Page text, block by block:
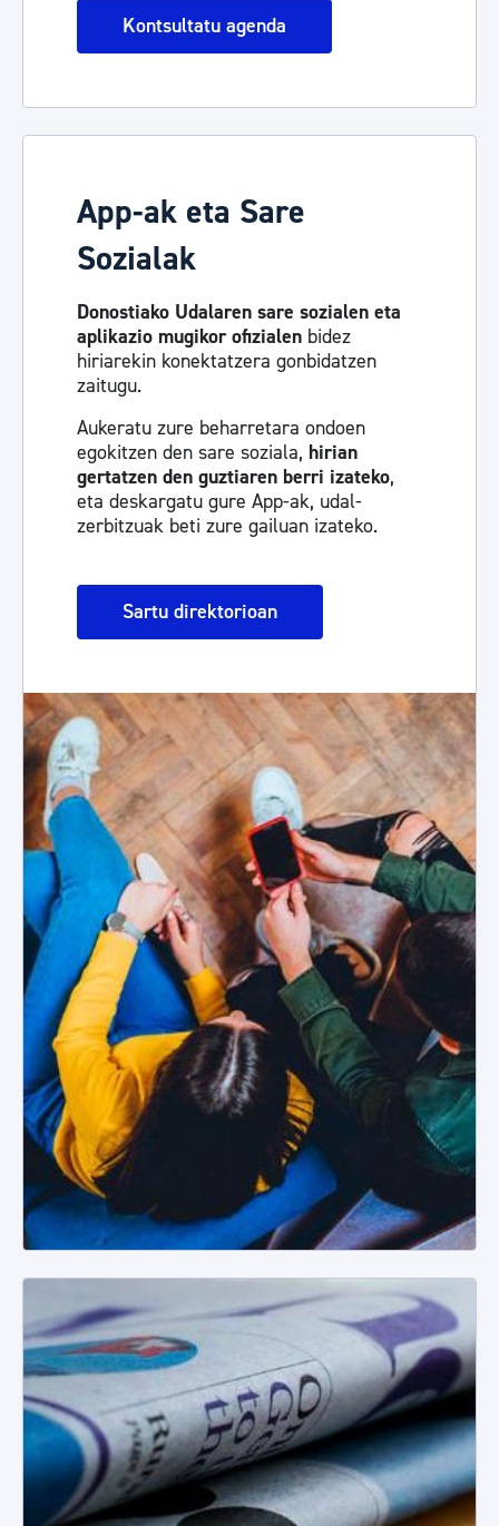
Kontsultatu agenda
App-ak eta Sare
Sozialak
Donostiako Udalaren sare sozialen eta
aplikazio mugikor ofizialen bidez
hiriarekin konektatzera gonbidatzen
zaitugu.
Aukeratu zure beharretara ondoen
egokitzen den sare soziala, hirian
gertatzen den guztiaren berri izateko,
eta deskargatu gure App-ak, udal-
zerbitzuak beti zure gailuan izateko.
Sartu direktorioan